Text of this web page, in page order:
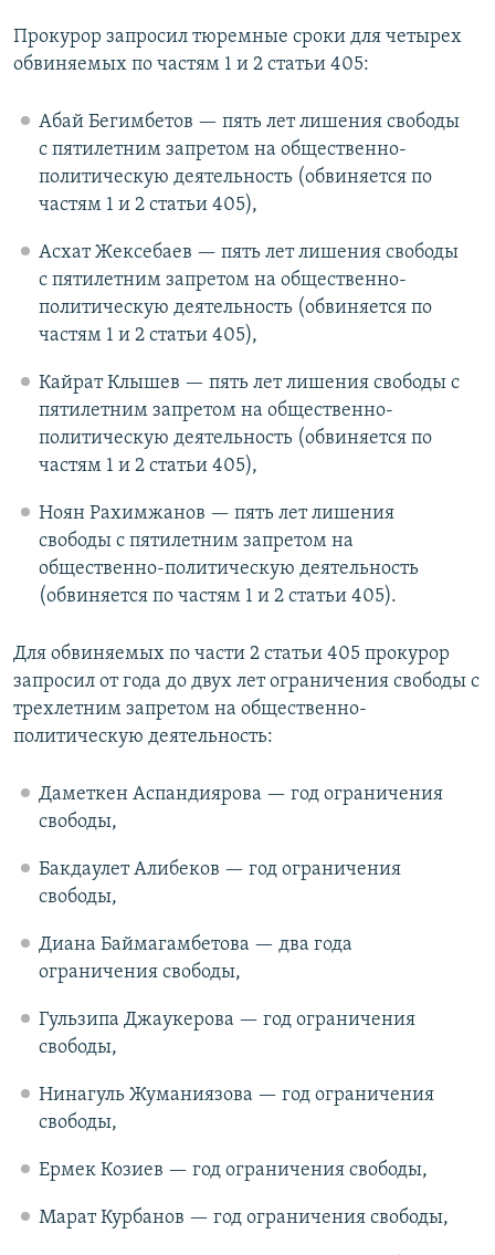
Прокурор запросил тюремные сроки для четырех
обвиняемых по частям 1 и 2 статьи 405:
Абай Бегимбетов — пять лет лишения свободы
с пятилетним запретом на общественно-
политическую деятельность (обвиняется по
частям 1 и 2 статьи 405),
Асхат Жексебаев — пять лет лишения свободы
с пятилетним запретом на общественно-
политическую деятельность (обвиняется по
частям 1 и 2 статьи 405),
Кайрат Клышев — пять лет лишения свободы с
пятилетним запретом на общественно-
политическую деятельность (обвиняется по
частям 1 и 2 статьи 405),
Ноян Рахимжанов — пять лет лишения
свободы с пятилетним запретом на
общественно-политическую деятельность
(обвиняется по частям 1 и 2 статьи 405).
Для обвиняемых по части 2 статьи 405 прокурор
запросил от года до двух лет ограничения свободы с
трехлетним запретом на общественно-
политическую деятельность:
Даметкен Аспандиярова — год ограничения
свободы,
Бакдаулет Алибеков — год ограничения
свободы,
Диана Баймагамбетова — два года
ограничения свободы,
Гульзипа Джаукерова — год ограничения
свободы,
Нинагуль Жуманиязова — год ограничения
свободы,
Ермек Козиев — год ограничения свободы,
Марат Курбанов — год ограничения свободы,